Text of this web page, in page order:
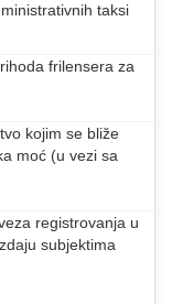
taksi
frilensera za
kojim se bliže
moć (u vezi sa
registrovanja u
subjektima